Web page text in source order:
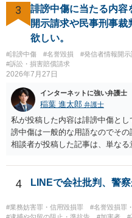
利用を目的とする」と判断され
です。 また、広告収益の有無は
性がありますが、決定的要因で
成否は、主に「専ら顧客吸引力
断されます。広告収益があること
すが、それだけで直ちに侵害とな
非営利であれば「表現の自由」
れる可能性があります。一方、
しての色彩が強まり、リスクが高
更・確認しておく事項について
界があるかと思うので、資料等を
も一つかと存じます。
3
誹謗中傷に当たる内容
開示請求や民事刑事
欲しい。
#誹謗中傷 #名誉毀損 #発信者情報開示
#訴訟・損害賠償請求
2026年7月27日
インターネットに強い弁護士
稲葉 進太郎 弁護士
私が投稿した内容は誹謗中傷と
謗中傷は一般的な用語なのでその
相談者が投稿した記事は、単な
て、開示請求が認められたり、
でしょうか？ →権利侵害や、名
ため、民事裁判や刑事裁判に発
に思われます。
4 LINEで会社批判、警
#業務妨害罪・信用毀損罪 #名誉毀損罪
#逮捕や勾留の阻止・準抗告
#加害者 #